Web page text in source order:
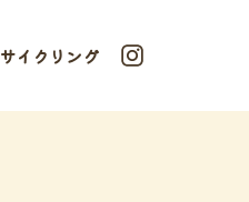
サイクリング